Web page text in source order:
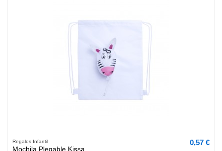
Regalos Infantil
Mochila Plegable Kissa
0,57 €